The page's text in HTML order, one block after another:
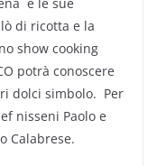
di ricotta e la
show cooking
potrà conoscere
dolci simbolo. Per
nisseni Paolo e
Calabrese.